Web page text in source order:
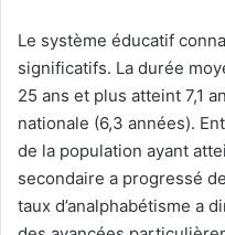
Le système éducatif
significatifs. La durée
25 ans et plus atteint 7,1
nationale (6,3 années).
de la population ayant
secondaire a progressé
taux d’analphabétisme a